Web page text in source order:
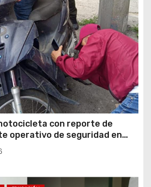
con reporte de
operativo de seguridad en